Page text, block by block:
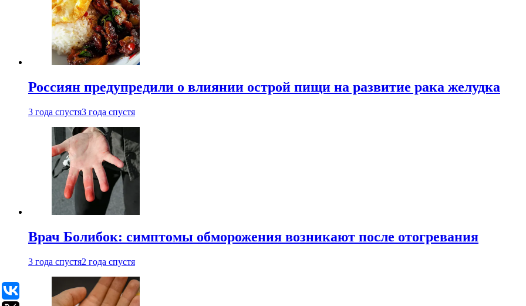
Россиян предупредили о влиянии острой пищи на развитие рака желудка
3 года спустя3 года спустя
Врач Болибок: симптомы обморожения возникают после отогревания
3 года спустя2 года спустя